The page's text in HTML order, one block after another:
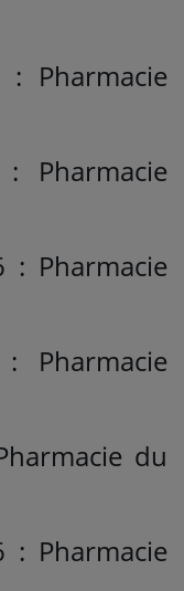
Pharmacie
Pharmacie
: Pharmacie
Pharmacie
du
: Pharmacie